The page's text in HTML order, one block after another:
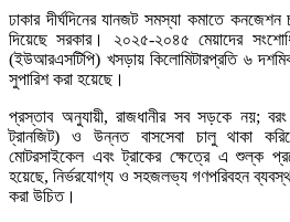
ঢাকার দীর্ঘদিনের যানজট সমস্যা কমাতে
দিয়েছে সরকার। ২০২৫-২০৪৫ মেয়াদের
(ইউআরএসটিপি) খসড়ায় কিলোমিটারপ্রতি ৬
সুপারিশ করা হয়েছে।
প্রস্তাব অনুযায়ী, রাজধানীর সব সড়কে নয়; বরং
ট্রানজিট) ও উন্নত বাসসেবা চালু থাকা
মোটরসাইকেল এবং ট্রাকের ক্ষেত্রে এ শুল্ক
হয়েছে, নির্ভরযোগ্য ও সহজলভ্য গণপরিবহন
করা উচিত।